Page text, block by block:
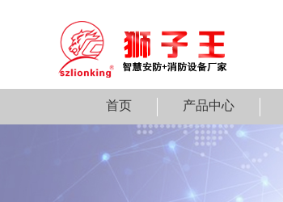
首页 产品中心